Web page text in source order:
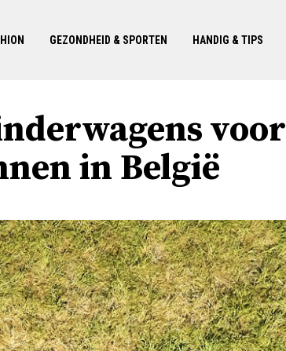
GEZONDHEID & SPORTEN HANDIG & TIPS
voor
in België